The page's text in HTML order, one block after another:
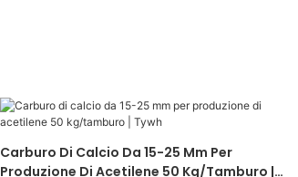
Carburo Di Calcio Da 15-25 Mm Per
Produzione Di Acetilene 50 Kg/tamburo |